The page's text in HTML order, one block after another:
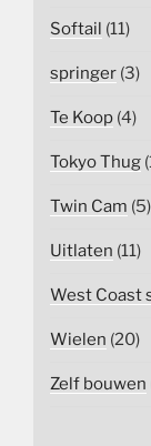
Softail (11)
springer (3)
Te Koop (4)
Tokyo Thug
Twin Cam (5)
Uitlaten (11)
West Coast
Wielen (20)
Zelf bouwen